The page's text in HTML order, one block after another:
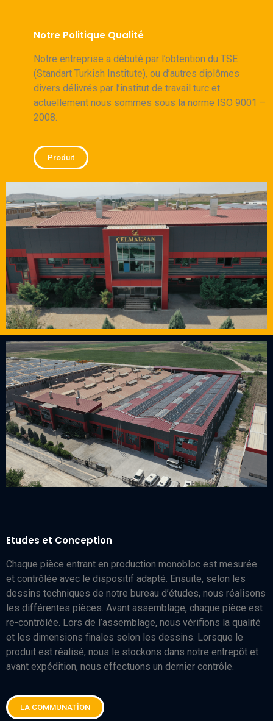
Notre Politique Qualité
Notre entreprise a débuté par l’obtention du TSE
(Standart Turkish Institute), ou d’autres diplômes
divers délivrés par l’institut de travail turc et
actuellement nous sommes sous la norme ISO 9001 –
2008.
Produit
Etudes et Conception
Chaque pièce entrant en production monobloc est mesurée
et contrôlée avec le dispositif adapté. Ensuite, selon les
dessins techniques de notre bureau d’études, nous réalisons
les différentes pièces. Avant assemblage, chaque pièce est
re-contrôlée. Lors de l’assemblage, nous vérifions la qualité
et les dimensions finales selon les dessins. Lorsque le
produit est réalisé, nous le stockons dans notre entrepôt et
avant expédition, nous effectuons un dernier contrôle.
LA COMMUNATİON